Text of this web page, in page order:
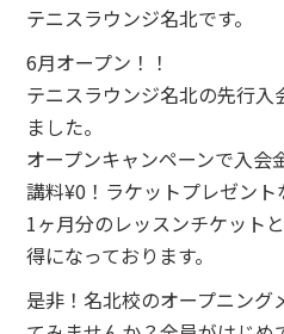
テニスラウンジ名北です。
6月オープン！！
テニスラウンジ名北の先行入
ました。
オープンキャンペーンで入会
講料¥0！ラケットプレゼン
1ヶ月分のレッスンチケット
得になっております。
是非！名北校のオープニング